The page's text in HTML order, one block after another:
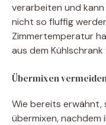
verarbeiten und
nicht so fluffig
Zimmertemperatur
aus dem
Übermixen
Wie bereits erwähnt,
übermixen,